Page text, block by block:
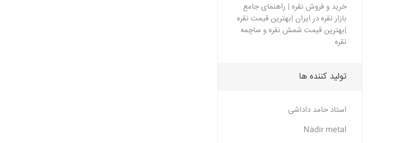
خرید و فروش نقره | راهنمای جامع
بازار نقره در ایران |بهترین قیمت نقره
|بهترین قیمت شمش نقره و ساچمه
نقره
تولید کننده ها
استاد حامد داداشی
Nadir metal